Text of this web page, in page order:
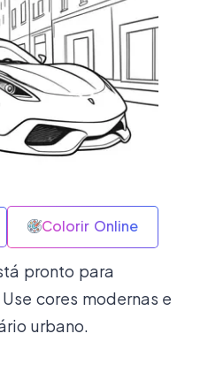
Colorir Online
pronto para
cores modernas e
urbano.